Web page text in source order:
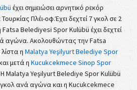
έχει σημειώσει αρνητικό ρεκόρ
Πλέι-οφ.Έχει δεχτεί 7 γκολ σε 2
Belediyesi Spor Kulübü έχει δεχτεί
αγώνα. Ακολουθώντας την Fatsa
η Malatya Yeşilyurt Belediye Spor
μετά η Kucukcekmece Sinop Spor
Malatya Yeşilyurt Belediye Spor Kulübü
ανά αγώνα και η Kucukcekmece